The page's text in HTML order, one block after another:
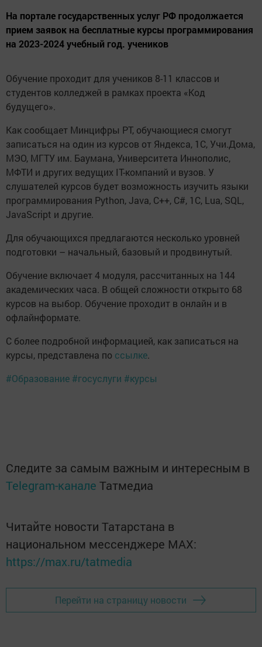
На портале государственных услуг РФ продолжается
прием заявок на бесплатные курсы программирования
на 2023-2024 учебный год. учеников
Обучение проходит для учеников 8-11 классов и
студентов колледжей в рамках проекта «Код
будущего».
Как сообщает Минцифры РТ, обучающиеся смогут
записаться на один из курсов от Яндекса, 1С, Учи.Дома,
МЭО, МГТУ им. Баумана, Университета Иннополис,
МФТИ и других ведущих IT-компаний и вузов. У
слушателей курсов будет возможность изучить языки
программирования Python, Java, C++, C#, 1С, Lua, SQL,
JavaScript и другие.
Для обучающихся предлагаются несколько уровней
подготовки – начальный, базовый и продвинутый.
Обучение включает 4 модуля, рассчитанных на 144
академических часа. В общей сложности открыто 68
курсов на выбор. Обучение проходит в онлайн и в
офлайнформате.
С более подробной информацией, как записаться на
курсы, представлена по ссылке.
#Образование#госуслуги #курсы
Следите за самым важным и интересным в
Telegram-канале Татмедиа
Читайте новости Татарстана в
национальном мессенджере MАХ:
https://max.ru/tatmedia
Перейти на страницу новости